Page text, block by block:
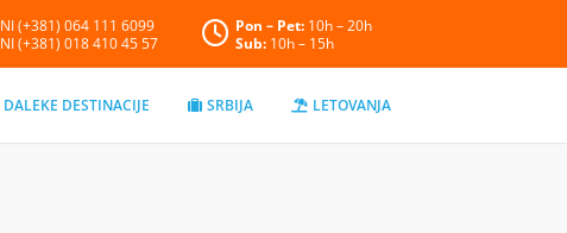
NI (+381) 064 111 6099
NI (+381) 018 410 45 57
Pon – Pet:10h – 20h
Sub:10h – 15h
DALEKE DESTINACIJE SRBIJA LETOVANJA